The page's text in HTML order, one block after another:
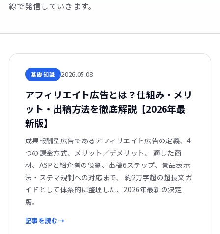
線で発信していきます。
基礎知識 2026.05.08
アフィリエイト広告とは？仕組み・メリ
ット・出稿方法を徹底解説【2026年最
新版】
成果報酬型広告であるアフィリエイト広告の定義、4
つの課金方式、メリット／デメリット、 適した商
材、ASPと紹介者の役割、出稿6ステップ、景品表示
法・ステマ規制への対応まで、 約2万字超の超長文ガ
イドとして体系的に整理した、2026年最新の決定
版。
記事を読む